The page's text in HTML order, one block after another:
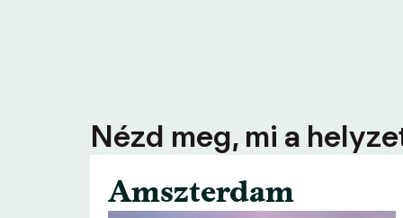
Nézd meg, mi a
Amszterdam